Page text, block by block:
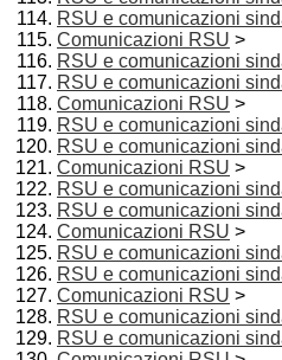
RSU e comunicazioni
Comunicazioni RSU >
RSU e comunicazioni
RSU e comunicazioni
Comunicazioni RSU >
RSU e comunicazioni
RSU e comunicazioni
Comunicazioni RSU >
RSU e comunicazioni
RSU e comunicazioni
Comunicazioni RSU >
RSU e comunicazioni
RSU e comunicazioni
Comunicazioni RSU >
RSU e comunicazioni
RSU e comunicazioni